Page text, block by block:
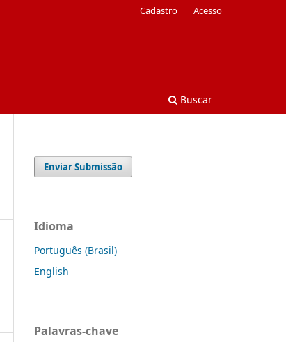
Buscar
Cadastro Acesso
Enviar Submissão
Idioma
Português (Brasil)
English
Palavras-chave